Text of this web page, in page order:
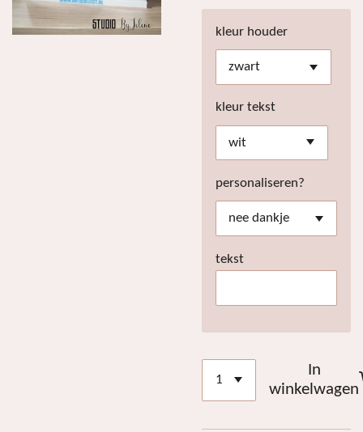
kleur houder
kleur tekst
personaliseren?
tekst
In
winkelwagen